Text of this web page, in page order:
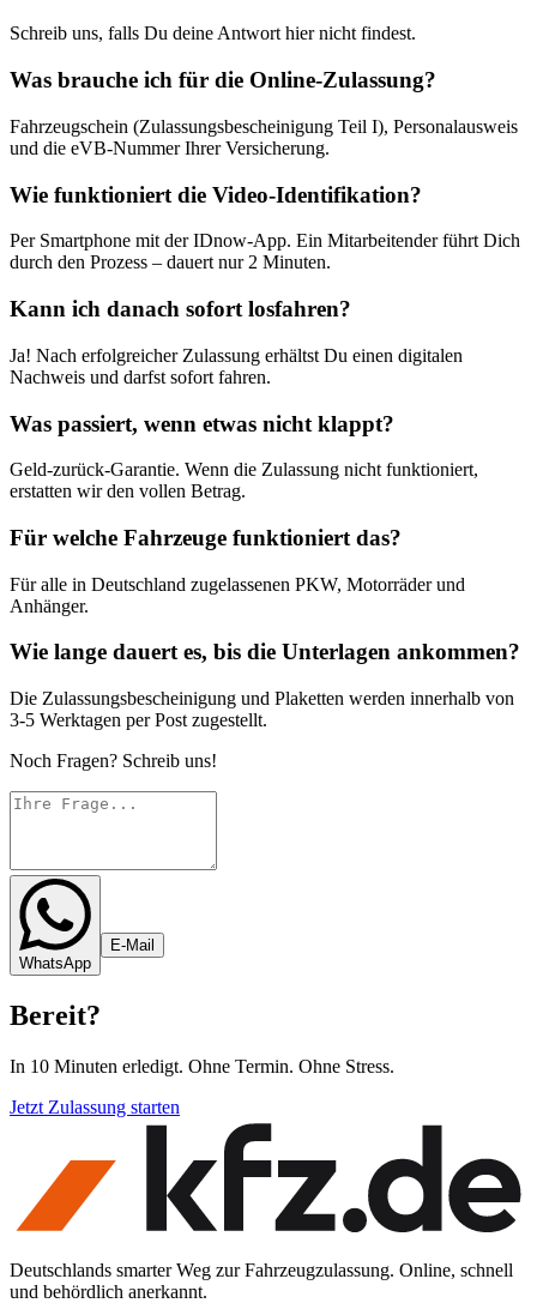
Schreib uns, falls Du deine Antwort hier nicht findest.
Was brauche ich für die Online-Zulassung?
Fahrzeugschein (Zulassungsbescheinigung Teil I), Personalausweis
und die eVB-Nummer Ihrer Versicherung.
Wie funktioniert die Video-Identifikation?
Per Smartphone mit der IDnow-App. Ein Mitarbeitender führt Dich
durch den Prozess – dauert nur 2 Minuten.
Kann ich danach sofort losfahren?
Ja! Nach erfolgreicher Zulassung erhältst Du einen digitalen
Nachweis und darfst sofort fahren.
Was passiert, wenn etwas nicht klappt?
Geld-zurück-Garantie. Wenn die Zulassung nicht funktioniert,
erstatten wir den vollen Betrag.
Für welche Fahrzeuge funktioniert das?
Für alle in Deutschland zugelassenen PKW, Motorräder und
Anhänger.
Wie lange dauert es, bis die Unterlagen ankommen?
Die Zulassungsbescheinigung und Plaketten werden innerhalb von
3-5 Werktagen per Post zugestellt.
Noch Fragen? Schreib uns!
WhatsApp
E-Mail
Bereit?
In 10 Minuten erledigt. Ohne Termin. Ohne Stress.
Jetzt Zulassung starten
Deutschlands smarter Weg zur Fahrzeugzulassung. Online, schnell
und behördlich anerkannt.